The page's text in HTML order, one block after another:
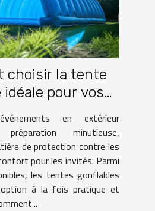
choisir la tente
idéale pour vos
en extérieur
minutieuse,
de protection contre les
pour les invités. Parmi
les tentes gonflables
à la fois pratique et